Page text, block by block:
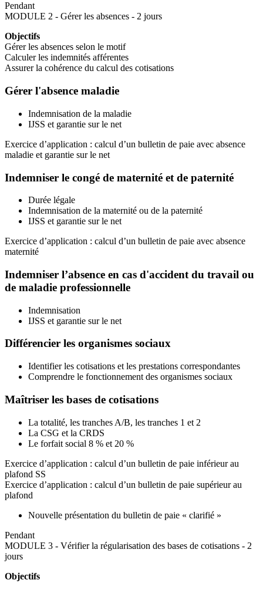
Pendant
MODULE 2 - Gérer les absences - 2 jours
Objectifs
Gérer les absences selon le motif
Calculer les indemnités afférentes
Assurer la cohérence du calcul des cotisations
Gérer l'absence maladie
Indemnisation de la maladie
IJSS et garantie sur le net
Exercice d’application : calcul d’un bulletin de paie avec absence
maladie et garantie sur le net
Indemniser le congé de maternité et de paternité
Durée légale
Indemnisation de la maternité ou de la paternité
IJSS et garantie sur le net
Exercice d’application : calcul d’un bulletin de paie avec absence
maternité
Indemniser l’absence en cas d'accident du travail ou
de maladie professionnelle
Indemnisation
IJSS et garantie sur le net
Différencier les organismes sociaux
Identifier les cotisations et les prestations correspondantes
Comprendre le fonctionnement des organismes sociaux
Maîtriser les bases de cotisations
La totalité, les tranches A/B, les tranches 1 et 2
La CSG et la CRDS
Le forfait social 8 % et 20 %
Exercice d’application : calcul d’un bulletin de paie inférieur au
plafond SS
Exercice d’application : calcul d’un bulletin de paie supérieur au
plafond
Nouvelle présentation du bulletin de paie « clarifié »
Pendant
MODULE 3 - Vérifier la régularisation des bases de cotisations - 2
jours
Objectifs